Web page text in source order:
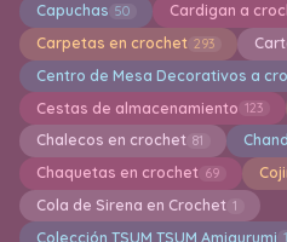
Capuchas 50 Cardigan a
Carpetas en crochet 293
Centro de Mesa Decorativos a
Cestas de almacenamiento 123
Chalecos en crochet 81
Chaquetas en crochet 69
Cola de Sirena en Crochet 1
Colección TSUM TSUM Amigurumi